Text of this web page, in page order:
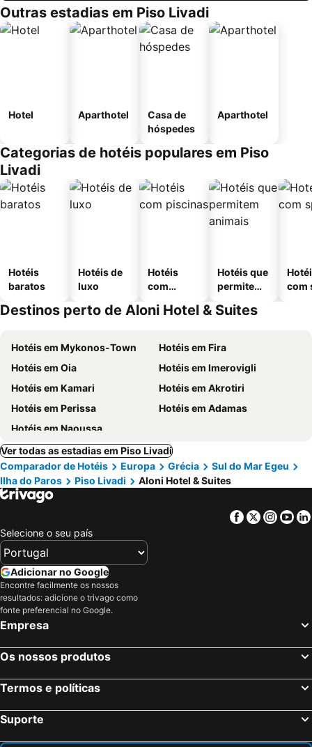
Outras estadias em Piso Livadi
Hotel Aparthotel
Casa de
hóspedes
Aparthotel
Categorias de hotéis populares em Piso
Livadi
Hotéis
baratos
Hotéis de
luxo
Hotéis
com
Hotéis que
permitem
com
Destinos perto de Aloni Hotel & Suites
Hotéis em Mykonos-Town
Hotéis em Fira
Hotéis em Oia
Hotéis em Imerovigli
Hotéis em Kamari
Hotéis em Akrotiri
Hotéis em Perissa
Hotéis em Adamas
Hotéis em Naoussa
Ver todas as estadias em Piso Livadi
Comparador de Hotéis
Europa Grécia
Sul do Mar Egeu
Ilha do Paros
Piso Livadi Aloni Hotel & Suites
Facebook
Twitter
Selecione o seu país
Adicionar no Google
Encontre facilmente os nossos
resultados: adicione o trivago como
fonte preferencial no Google.
Empresa
Os nossos produtos
Termos e políticas
Suporte